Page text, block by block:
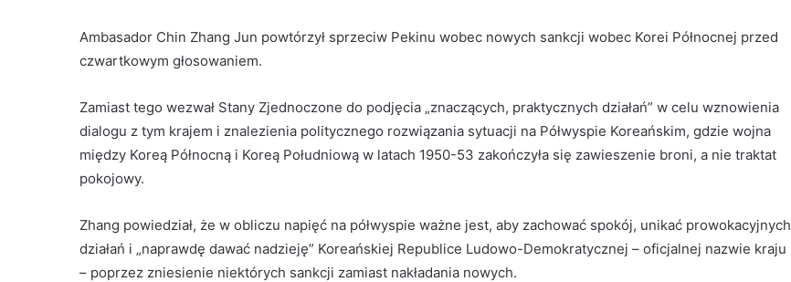
Ambasador Chin Zhang Jun powtórzył sprzeciw Pekinu wobec nowych sankcji wobec Korei Północnej przed
czwartkowym głosowaniem.
Zamiast tego wezwał Stany Zjednoczone do podjęcia „znaczących, praktycznych działań” w celu wznowienia
dialogu z tym krajem i znalezienia politycznego rozwiązania sytuacji na Półwyspie Koreańskim, gdzie wojna
między Koreą Północną i Koreą Południową w latach 1950-53 zakończyła się zawieszenie broni, a nie traktat
pokojowy.
Zhang powiedział, że w obliczu napięć na półwyspie ważne jest, aby zachować spokój, unikać prowokacyjnych
działań i „naprawdę dawać nadzieję” Koreańskiej Republice Ludowo-Demokratycznej – oficjalnej nazwie kraju
– poprzez zniesienie niektórych sankcji zamiast nakładania nowych.